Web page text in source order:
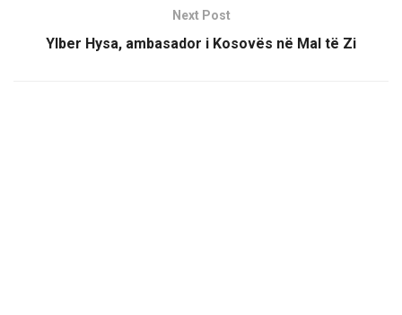
Next Post
Ylber Hysa, ambasador i Kosovës në Mal të Zi